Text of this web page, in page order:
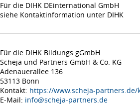
Für die DIHK DEinternational GmbH
siehe Kontaktinformation unter DIHK
Für die DIHK Bildungs gGmbH
Scheja und Partners GmbH & Co. KG
Adenauerallee 136
53113 Bonn
Kontakt: https://www.scheja-
E-Mail: info@scheja-partners.de